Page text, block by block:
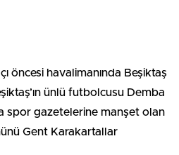
öncesi havalimanında Beşiktaş
ünlü futbolcusu Demba
spor gazetelerine manşet olan
Gent Karakartallar